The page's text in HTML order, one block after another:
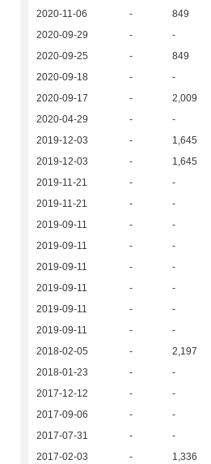
2020-11-06
- 849
2020-09-29
- -
2020-09-25
- 849
2020-09-18
- -
2020-09-17
- 2,009
2020-04-29
- -
2019-12-03
- 1,645
2019-12-03
- 1,645
2019-11-21
- -
2019-11-21
- -
2019-09-11
- -
2019-09-11
- -
2019-09-11
- -
2019-09-11
- -
2019-09-11
- -
2019-09-11
- -
2018-02-05
- 2,197
2018-01-23
- -
2017-12-12
- -
2017-09-06
- -
2017-07-31
- -
2017-02-03
- 1,336